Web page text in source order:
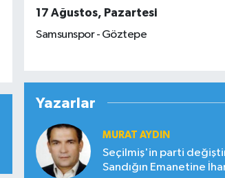
17 Ağustos, Pazartesi
Samsunspor - Göztepe
Yazarlar
MURAT AYDIN
Seçilmiş'in parti
Sandığın Emanetine